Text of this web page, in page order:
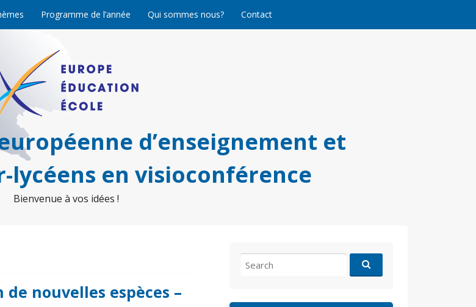
Programme de l’année Qui sommes nous? Contact
d’enseignement et
lycéens en visioconférence
Bienvenue à vos idées !
nouvelles espèces –
for: